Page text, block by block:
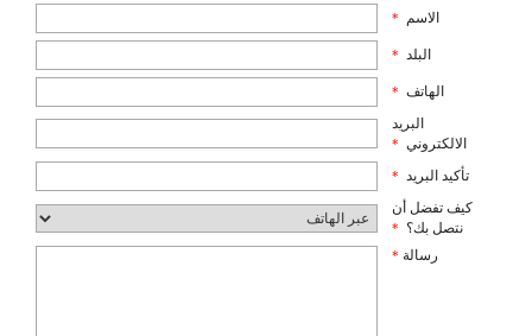
الاسم *
البلد *
الهاتف *
البريد
الالكتروني *
تأكيد البريد *
كيف تفضل أن
نتصل بك؟ *
رسالة *